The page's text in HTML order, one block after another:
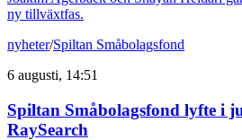
ny tillväxtfas.
nyheter/Spiltan Småbolagsfond
6 augusti, 14:51
Spiltan Småbolagsfond lyfte i
RaySearch